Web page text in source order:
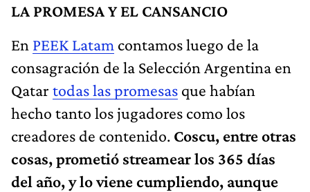
LA PROMESA Y EL CANSANCIO
En PEEK Latam contamos luego de la
consagración de la Selección Argentina en
Qatar todas las promesas que habían
hecho tanto los jugadores como los
creadores de contenido. Coscu, entre otras
cosas, prometió streamear los 365 días
del año, y lo viene cumpliendo, aunque